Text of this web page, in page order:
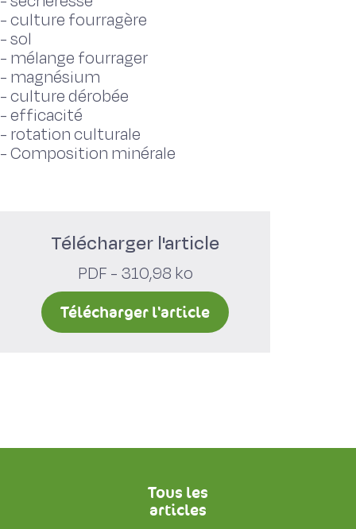
-culture fourragère
-sol
- mélange fourrager
- magnésium
-culture dérobée
-efficacité
- rotation culturale
-Composition minérale
Télécharger l'article
PDF - 310,98 ko
Télécharger l'article
Tous les
articles